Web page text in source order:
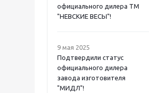
официального дилера ТМ
"НЕВСКИЕ ВЕСЫ"!
9 мая 2025
Подтвердили статус
официального дилера
завода изготовителя
"МИДЛ"!